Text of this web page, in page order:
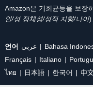
Amazon은 기회균등을 보장
인/성 정체성/성적 지향/나이).
언어 عربي Bahasa
Français
Italiano
ไทย
日本語 한국어 中